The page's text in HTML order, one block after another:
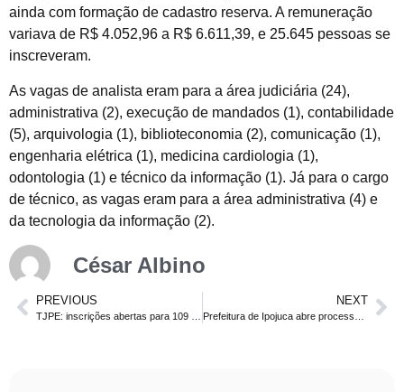
ainda com formação de cadastro reserva. A remuneração
variava de R$ 4.052,96 a R$ 6.611,39, e 25.645 pessoas se
inscreveram.
As vagas de analista eram para a área judiciária (24),
administrativa (2), execução de mandados (1), contabilidade
(5), arquivologia (1), biblioteconomia (2), comunicação (1),
engenharia elétrica (1), medicina cardiologia (1),
odontologia (1) e técnico da informação (1). Já para o cargo
de técnico, as vagas eram para a área administrativa (4) e
da tecnologia da informação (2).
César Albino
PREVIOUS NEXT